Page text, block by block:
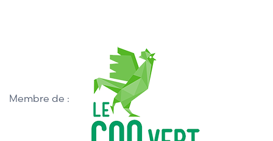
Membre de :